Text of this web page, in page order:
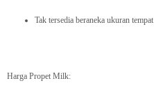
Tak tersedia beraneka ukuran tempat
Harga Propet Milk: